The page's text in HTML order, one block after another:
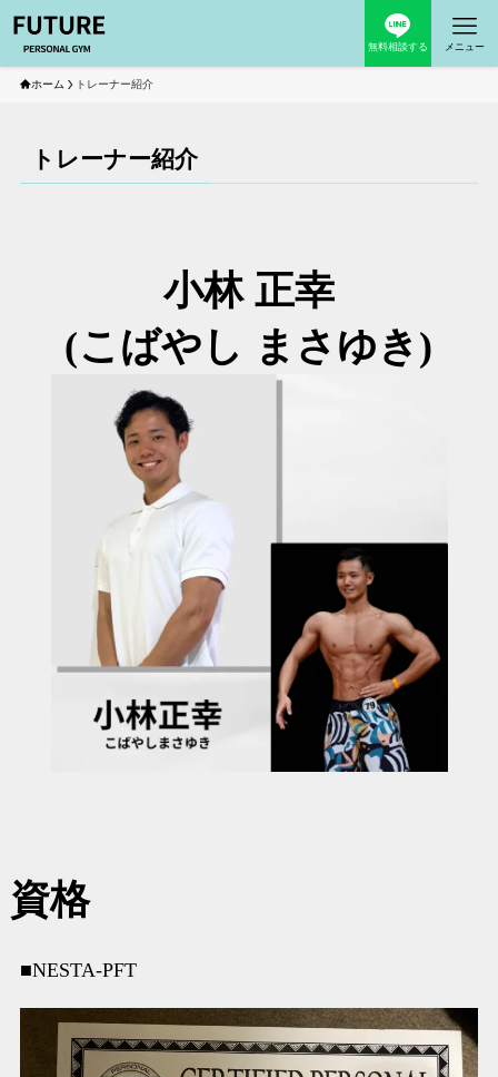
無料相談する メニュー
ホーム トレーナー紹介
トレーナー紹介
小林 正幸
(こばやし まさゆき)
資格
■NESTA-PFT